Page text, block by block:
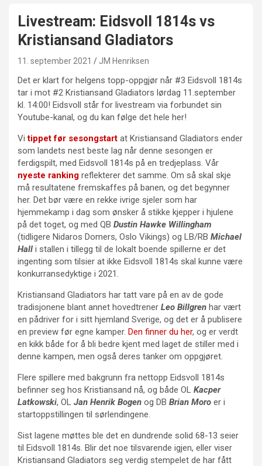
Livestream: Eidsvoll 1814s vs
Kristiansand Gladiators
11. september 2021 JM Henriksen
Det er klart for helgens topp-oppgjør når #3 Eidsvoll 1814s
tar i mot #2 Kristiansand Gladiators lørdag 11.september
kl. 14:00! Eidsvoll står for livestream via forbundet sin
Youtube-kanal, og du kan følge det hele her!
Vitippet før sesongstart at Kristiansand Gladiators ender
som landets nest beste lag når denne sesongen er
ferdigspilt, med Eidsvoll 1814s på en tredjeplass. Vår
nyeste ranking reflekterer det samme. Om så skal skje
må resultatene fremskaffes på banen, og det begynner
her. Det bør være en rekke ivrige sjeler som har
hjemmekamp i dag som ønsker å stikke kjepper i hjulene
på det toget, og med QB Dustin Hawke Willingham
(tidligere Nidaros Domers, Oslo Vikings) og LB/RB Michael
Hall i stallen i tillegg til de lokalt boende spillerne er det
ingenting som tilsier at ikke Eidsvoll 1814s skal kunne være
konkurransedyktige i 2021.
Kristiansand Gladiators har tatt vare på en av de gode
tradisjonene blant annet hovedtrener Leo Billgren har vært
en pådriver for i sitt hjemland Sverige, og det er å publisere
en preview før egne kamper. Den finner du her, og er verdt
en kikk både for å bli bedre kjent med laget de stiller med i
denne kampen, men også deres tanker om oppgjøret.
Flere spillere med bakgrunn fra nettopp Eidsvoll 1814s
befinner seg hos Kristiansand nå, og både OL Kacper
Latkowski, OL Jan Henrik Bogen og DB Brian Moro er i
startoppstillingen til sørlendingene.
Sist lagene møttes ble det en dundrende solid 68-13 seier
til Eidsvoll 1814s. Blir det noe tilsvarende igjen, eller viser
Kristiansand Gladiators seg verdig stempelet de har fått